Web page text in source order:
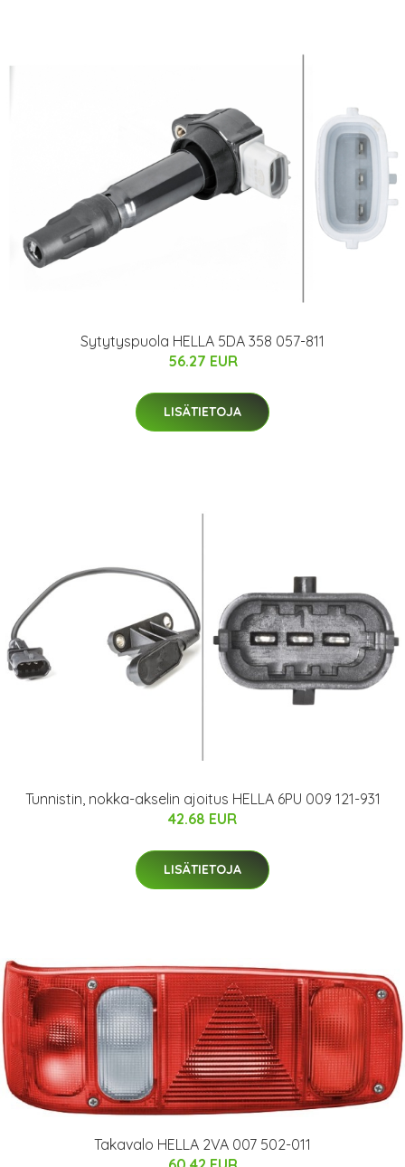
Sytytyspuola HELLA 5DA 358 057-811
56.27 EUR
LISÄTIETOJA
Tunnistin, nokka-akselin ajoitus HELLA 6PU 009 121-931
42.68 EUR
LISÄTIETOJA
Takavalo HELLA 2VA 007 502-011